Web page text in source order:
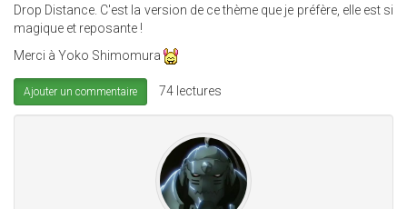
Drop Distance. C'est la version de ce thème que je préfère, elle est si
magique et reposante !
Merci à Yoko Shimomura
Ajouter un commentaire 74 lectures